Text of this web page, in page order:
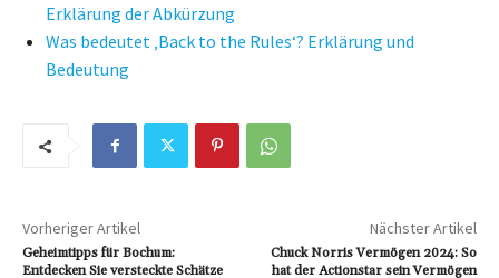
Erklärung der Abkürzung
Was bedeutet ‚Back to the Rules‘? Erklärung und
Bedeutung
Vorheriger Artikel
Geheimtipps für Bochum:
Entdecken Sie versteckte Schätze
Nächster Artikel
Chuck Norris Vermögen 2024: So
hat der Actionstar sein Vermögen